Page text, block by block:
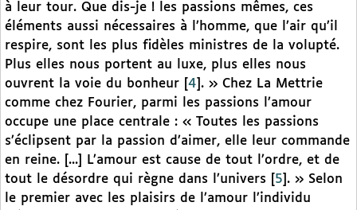
à leur tour. Que dis-je ! les passions mêmes, ces
éléments aussi nécessaires à l’homme, que l’air qu’il
respire, sont les plus fidèles ministres de la volupté.
Plus elles nous portent au luxe, plus elles nous
ouvrent la voie du bonheur
4 . » Chez La Mettrie
comme chez Fourier, parmi les passions l’amour
occupe une place centrale : « Toutes les passions
s’éclipsent par la passion d’aimer, elle leur commande
en reine. [...] L’amour est cause de tout l’ordre, et de
tout le désordre qui règne dans l’univers
5 . » Selon
le premier avec les plaisirs de l’amour l’individu